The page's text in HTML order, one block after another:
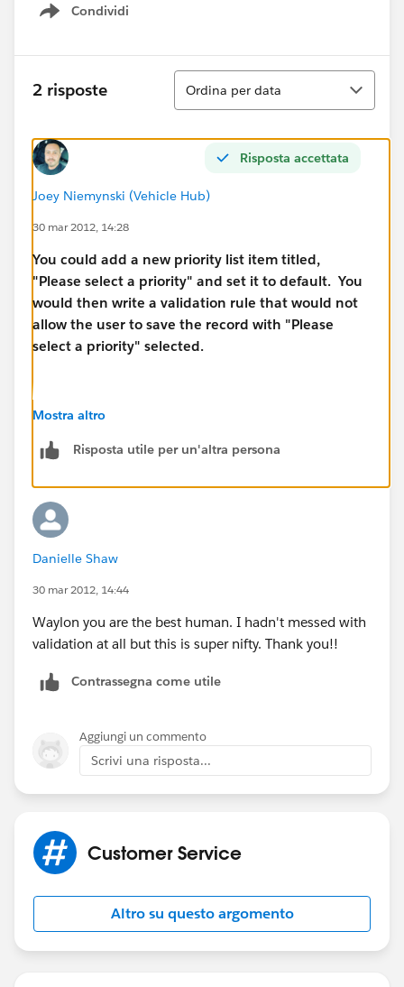
Condividi
Show menu
2 risposte
Ordina
Ordina per data
Risposta accettata
Joey Niemynski (Vehicle Hub)
30 mar 2012, 14:28
You could add a new priority list item titled,
"Please select a priority" and set it to default. You
would then write a validation rule that would not
allow the user to save the record with "Please
select a priority" selected.
Validation rule would be something like this.
ISPICKVAL(priority, "please select apriority")
Mostra altro
Risposta utile per un'altra persona
Danielle Shaw
30 mar 2012, 14:44
Waylon you are the best human. I hadn't messed with
validation at all but this is super nifty. Thank you!!
Contrassegna come utile
Aggiungi un commento
Scrivi una risposta...
Customer Service
Altro su questo argomento